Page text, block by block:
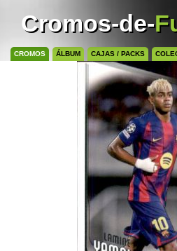
Cromos-de-
CROMOS ÁLBUM CAJAS / PACKS